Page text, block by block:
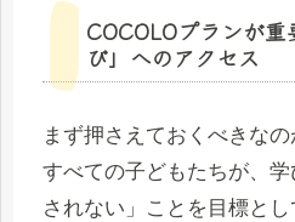
COCOLOプランが
び」へのアクセス
まず押さえておくべきな
すべての子どもたちが、
されない」ことを目標とし